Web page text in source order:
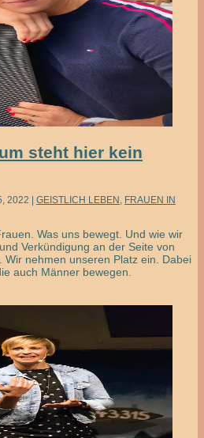
steht hier kein
2022 GEISTLICH LEBEN , FRAUEN IN
Was uns bewegt. Und wie wir
Verkündigung an der Seite von
nehmen unseren Platz ein. Dabei
auch Männer bewegen.